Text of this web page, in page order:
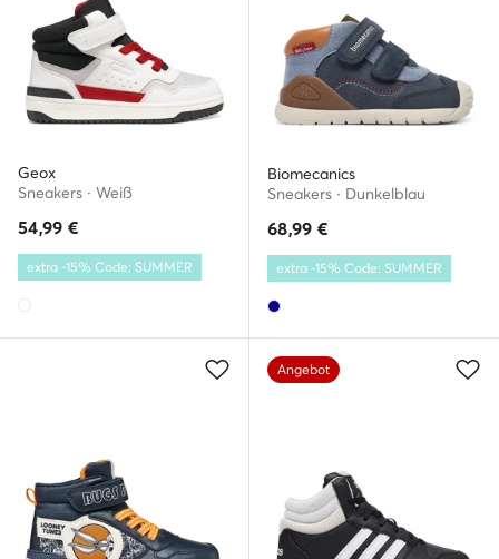
Geox
Sneakers · Weiß
54,99 €
extra -15% Code: SUMMER
Biomecanics
Sneakers · Dunkelblau
68,99 €
extra -15% Code: SUMMER
Angebot